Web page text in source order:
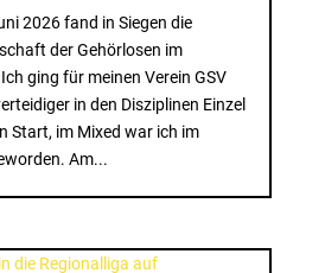
2026 fand in Siegen die
der Gehörlosen im
ging für meinen Verein GSV
in den Disziplinen Einzel
Start, im Mixed war ich im
Am...